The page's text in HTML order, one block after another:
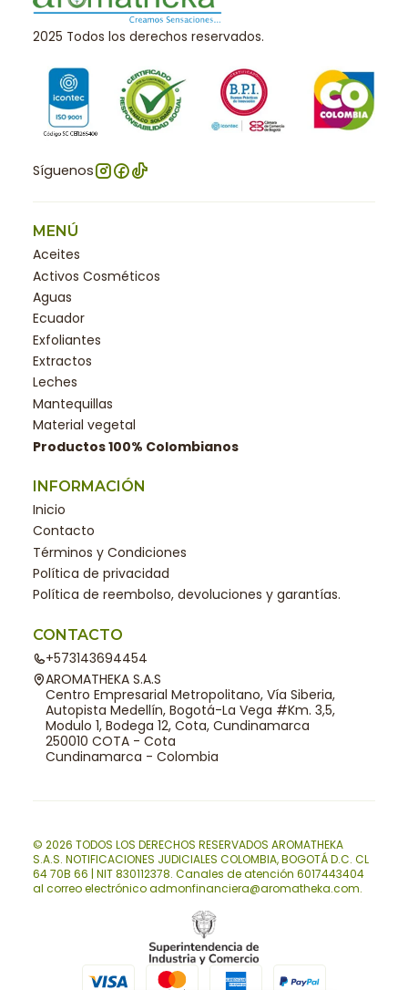
2025 Todos los derechos reservados.
Síguenos
MENÚ
Aceites
Activos Cosméticos
Aguas
Ecuador
Exfoliantes
Extractos
Leches
Mantequillas
Material vegetal
Productos 100% Colombianos
INFORMACIÓN
Inicio
Contacto
Términos y Condiciones
Política de privacidad
Política de reembolso, devoluciones y garantías.
CONTACTO
+573143694454
AROMATHEKA S.A.S
Centro Empresarial Metropolitano, Vía Siberia,
Autopista Medellín, Bogotá-La Vega #Km. 3,5,
Modulo 1, Bodega 12, Cota, Cundinamarca
250010 COTA - Cota
Cundinamarca - Colombia
© 2026 TODOS LOS DERECHOS RESERVADOS AROMATHEKA
S.A.S. NOTIFICACIONES JUDICIALES COLOMBIA, BOGOTÁ D.C. CL
64 70B 66 | NIT 830112378. Canales de atención 6017443404
al correo electrónico admonfinanciera@aromatheka.com.